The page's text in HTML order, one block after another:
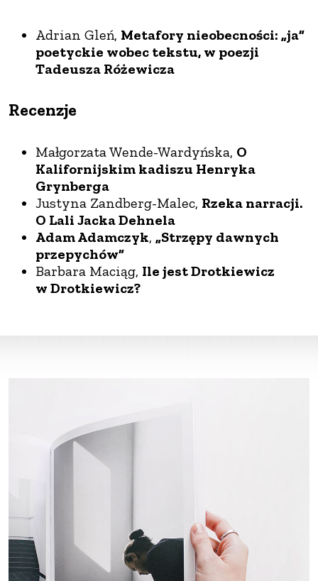
Adrian Gleń, Metafory nieobecności: „ja”
poetyckie wobec tekstu, w poezji
Tadeusza Różewicza
Recenzje
Małgorzata Wende-Wardyńska, O
Kalifornijskim kadiszu Henryka
Grynberga
Justyna Zandberg-Malec, Rzeka narracji.
O Lali Jacka Dehnela
Adam Adamczyk, „Strzępy dawnych
przepychów”
Barbara Maciąg, Ile jest Drotkiewicz
w Drotkiewicz?